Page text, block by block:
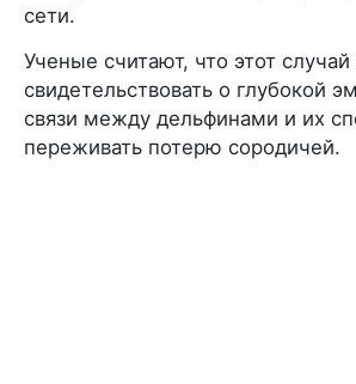
сети.
Ученые считают, что этот
свидетельствовать о глубокой
связи между дельфинами и их
переживать потерю сородичей.